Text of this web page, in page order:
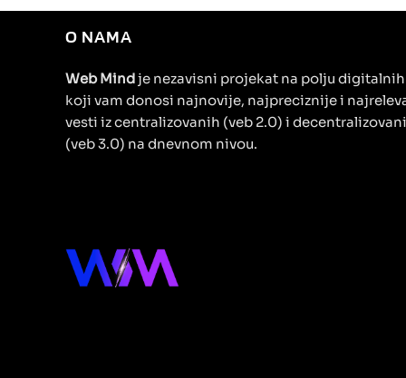
O NAMA
Web Mindje nezavisni projekat na polju
koji vam donosi najnovije, najpreciznije i
vesti iz centralizovanih (veb 2.0) i
(veb 3.0) na dnevnom nivou.